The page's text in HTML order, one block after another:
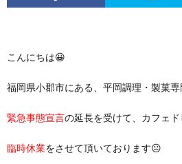
こんにちは😀
福岡県小郡市にある、平岡調理・製菓
緊急事態宣言の延長を受けて、カフェ
臨時休業をさせて頂いております☹